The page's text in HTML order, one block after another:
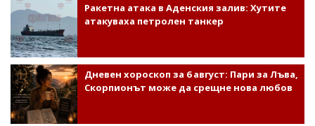
Ракетна атака в Аденския залив: Хутите
атакуваха петролен танкер
Дневен хороскоп за 6 август: Пари за Лъва,
Скорпионът може да срещне нова любов